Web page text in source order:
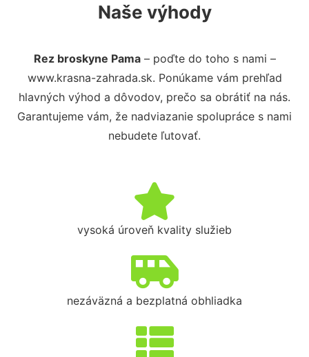
Naše výhody
Rez broskyne Pama– poďte do toho s nami –
www.krasna-zahrada.sk. Ponúkame vám prehľad
hlavných výhod a dôvodov, prečo sa obrátiť na nás.
Garantujeme vám, že nadviazanie spolupráce s nami
nebudete ľutovať.
vysoká úroveň kvality služieb
nezáväzná a bezplatná obhliadka